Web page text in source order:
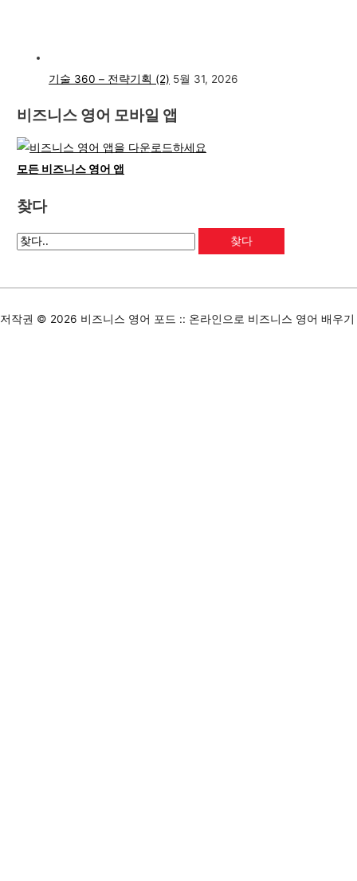
기술 360 – 전략기획 (2) 5월 31, 2026
비즈니스 영어 모바일 앱
모든 비즈니스 영어 앱
찾다
저작권 © 2026 비즈니스 영어 포드 :: 온라인으로 비즈니스 영어 배우기